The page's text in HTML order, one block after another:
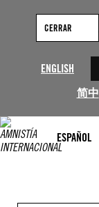
ENGLISH
简中
CERRAR
ESPAÑOL
contenido